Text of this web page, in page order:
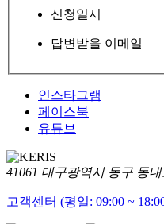
신청일시
답변받을 이메일
인스타그램
페이스북
유튜브
41061 대구광역시 동구 동
고객센터 (평일: 09:00 ~